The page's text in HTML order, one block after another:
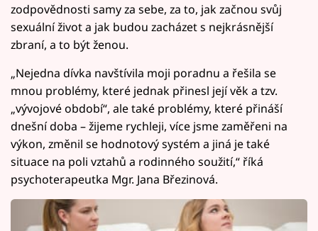
zodpovědnosti samy za sebe, za to, jak začnou svůj
sexuální život a jak budou zacházet s nejkrásnější
zbraní, a to být ženou.
„Nejedna dívka navštívila moji poradnu a řešila se
mnou problémy, které jednak přinesl její věk a tzv.
„vývojové období“, ale také problémy, které přináší
dnešní doba – žijeme rychleji, více jsme zaměřeni na
výkon, změnil se hodnotový systém a jiná je také
situace na poli vztahů a rodinného soužití,“ říká
psychoterapeutka Mgr. Jana Březinová.